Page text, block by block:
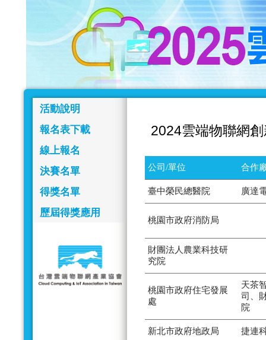
活動說明
報名表下載
線上報名
決賽名單
得獎名單
歷屆得獎應用
2024雲端物聯網
公司/單位 合作
臺中榮民總醫院 廣達
桃園市政府消防局
財團法人農業科技研
究院
桃園市政府住宅發展
處
天茶
司、
院
新北市政府地政局 捷連